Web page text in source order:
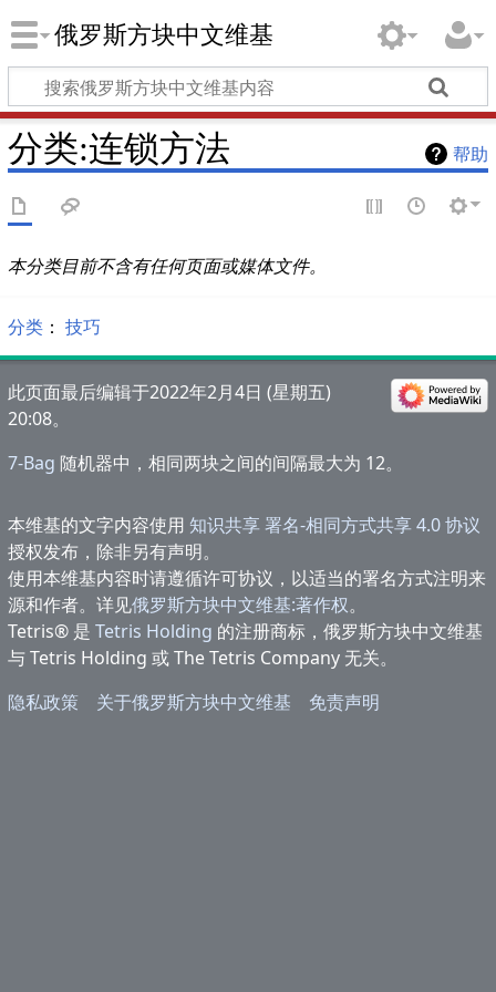
俄罗斯方块中文维基
帮助
分类:连锁方法
本分类目前不含有任何页面或媒体文件。
分类 ：​ 技巧
此页面最后编辑于2022年2月4日 (星期五)
20:08。
7-Bag 随机器中，相同两块之间的间隔最大为 12。
本维基的文字内容使用 知识共享 署名-相同方式共享 4.0 协议
授权发布，除非另有声明。
使用本维基内容时请遵循许可协议，以适当的署名方式注明来
源和作者。详见俄罗斯方块中文维基:著作权。
Tetris® 是Tetris Holding 的注册商标，俄罗斯方块中文维基
与 Tetris Holding 或 The Tetris Company 无关。
隐私政策
关于俄罗斯方块中文维基 免责声明